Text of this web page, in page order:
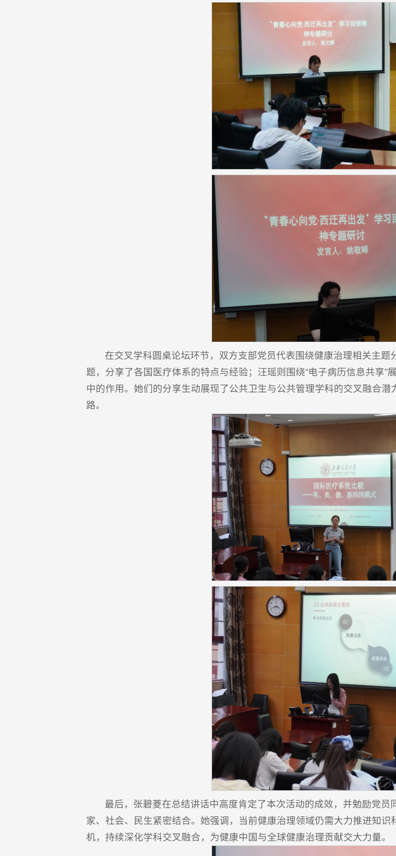
在交叉学科圆桌论坛环节，双方支部党员代表围绕健康治理相关主题
题，分享了各国医疗体系的特点与经验；汪瑶则围绕“电子病历信息共享”
中的作用。她们的分享生动展现了公共卫生与公共管理学科的交叉融合
路。
最后，张碧菱在总结讲话中高度肯定了本次活动的成效，并勉励党
家、社会、民生紧密结合。她强调，当前健康治理领域仍需大力推进知
机，持续深化学科交叉融合，为健康中国与全球健康治理贡献交大力量。